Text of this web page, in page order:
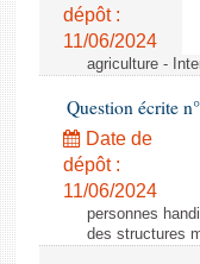
dépôt :
11/06/2024
agriculture -
Question écrite
Date de
dépôt :
11/06/2024
personnes
des structures